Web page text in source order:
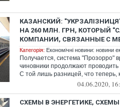
КАЗАНСКИЙ:
НА 260 МЛН. ГРН, КОТОРЫЙ
КОМПАНИИ, СВЯЗАННЫЕ С
Категорія: Економічні новини: новини
Получается, система "Прозорро"
чиновники продолжают
С той лишь разницей, что теперь,
04.06.2020,
СХЕМЫ В ЭНЕРГЕТИКЕ,